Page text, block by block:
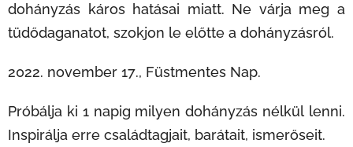
dohányzás káros hatásai miatt. Ne várja meg a
tüdődaganatot, szokjon le előtte a dohányzásról.
2022. november 17., Füstmentes Nap.
Próbálja ki 1 napig milyen dohányzás nélkül lenni.
Inspirálja erre családtagjait, barátait, ismerőseit.